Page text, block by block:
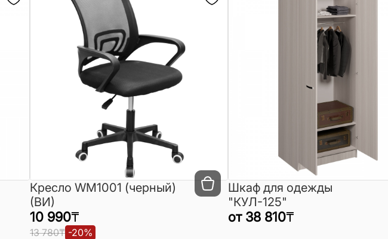
Кресло WM1001 (черный)
(ВИ)
10 990₸
13 780₸ -20%
Шкаф для одежды
"КУЛ-125"
от 38 810₸